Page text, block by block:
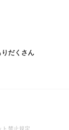
だくさん
ト禁止規定(Open